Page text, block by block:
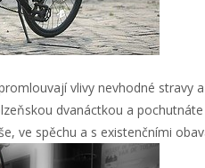
vlivy nevhodné stravy
dvanáctkou a
ve spěchu a s existenčními